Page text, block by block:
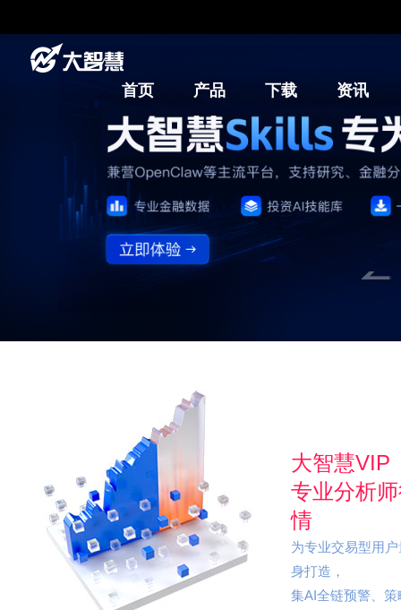
首页 产品 下载 资讯
大智慧VIP
专业分析
情
为专业交易型用户
身打造，
集AI全链预警、策